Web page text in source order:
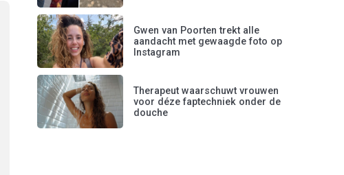
Gwen van Poorten trekt alle
aandacht met gewaagde foto op
Instagram
Therapeut waarschuwt vrouwen
voor déze faptechniek onder de
douche